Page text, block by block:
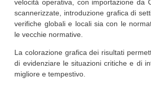
velocità operativa, con importazione da
scannerizzate, introduzione grafica di
verifiche globali e locali sia con le
le vecchie normative.
La colorazione grafica dei risultati
di evidenziare le situazioni critiche e di
migliore e tempestivo.